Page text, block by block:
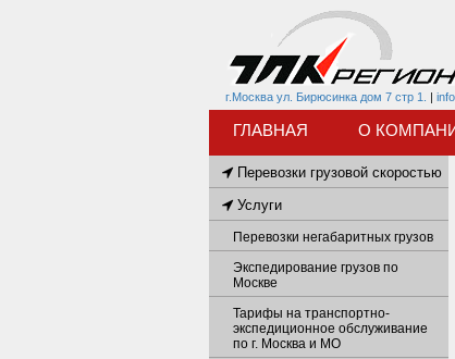
г.Москва ул. Бирюсинка дом 7 стр 1. |
ГЛАВНАЯ О
Перевозки грузовой скоростью
Услуги
Перевозки негабаритных грузов
Экспедирование грузов по
Москве
Тарифы на транспортно-
экспедиционное обслуживание
по г. Москва и МО